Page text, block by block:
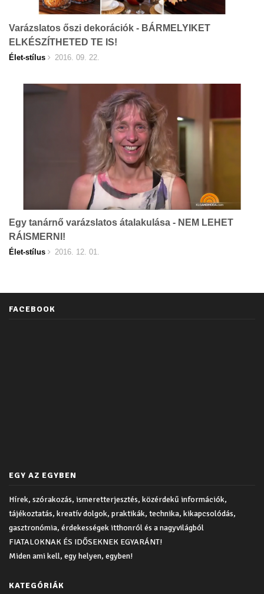
Varázslatos őszi dekorációk - BÁRMELYIKET
ELKÉSZÍTHETED TE IS!
Élet-stílus 2016. 09. 22.
Egy tanárnő varázslatos átalakulása - NEM LEHET
RÁISMERNI!
Élet-stílus 2016. 12. 01.
FACEBOOK
EGY AZ EGYBEN
Hírek, szórakozás, ismeretterjesztés, közérdekű információk,
tájékoztatás, kreatív dolgok, praktikák, technika, kikapcsolódás,
gasztronómia, érdekességek itthonról és a nagyvilágból
FIATALOKNAK ÉS IDŐSEKNEK EGYARÁNT!
Miden ami kell, egy helyen, egyben!
KATEGÓRIÁK